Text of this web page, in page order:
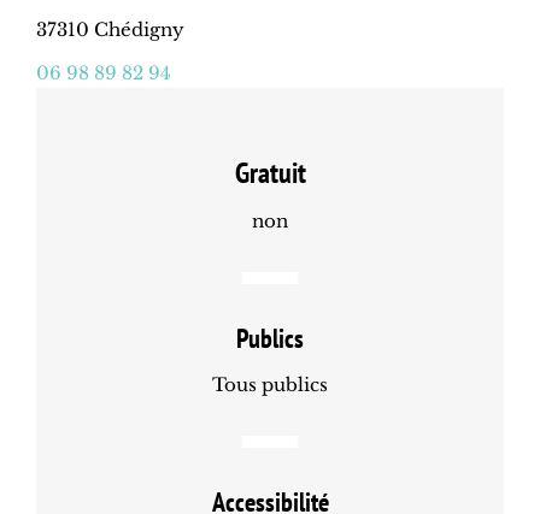
37310 Chédigny
06 98 89 82 94
Gratuit
non
Publics
Tous publics
Accessibilité